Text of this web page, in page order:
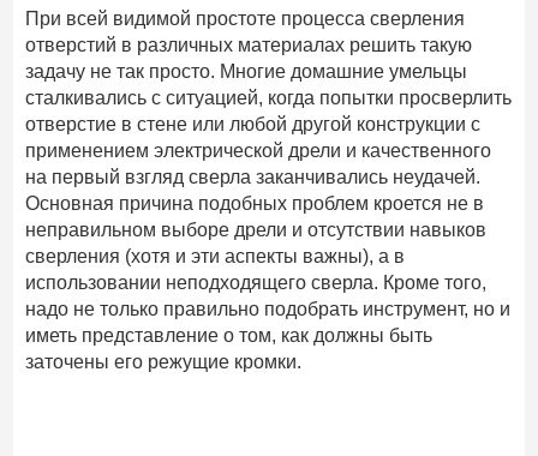
При всей видимой простоте процесса сверления
отверстий в различных материалах решить такую
задачу не так просто. Многие домашние умельцы
сталкивались с ситуацией, когда попытки просверлить
отверстие в стене или любой другой конструкции с
применением электрической дрели и качественного
на первый взгляд сверла заканчивались неудачей.
Основная причина подобных проблем кроется не в
неправильном выборе дрели и отсутствии навыков
сверления (хотя и эти аспекты важны), а в
использовании неподходящего сверла. Кроме того,
надо не только правильно подобрать инструмент, но и
иметь представление о том, как должны быть
заточены его режущие кромки.